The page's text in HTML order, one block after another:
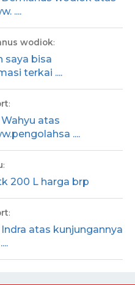
....
wodiok:
saya bisa
terkai ....
:
atas
....
:
200 L harga brp
:
atas kunjungannya